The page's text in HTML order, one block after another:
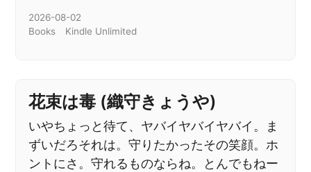
2026-08-02
Books
Kindle Unlimited
花束は毒 (織守きょうや)
いやちょっと待て、ヤバイヤバイヤバイ。ま
ずいだろそれは。守りたかったその笑顔。ホ
ントにさ。守れるものならね。とんでもねー